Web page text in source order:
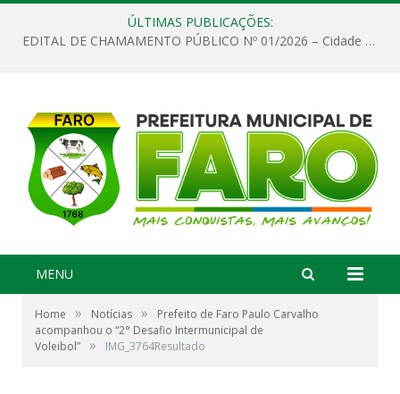
ÚLTIMAS PUBLICAÇÕES:
EDITAL DE CHAMAMENTO PÚBLICO Nº 01/2026 – Cidade de Faro
MENU
Home » Notícias »
Prefeito de Faro Paulo Carvalho
acompanhou o “2° Desafio Intermunicipal de
Voleibol” » IMG_3764Resultado